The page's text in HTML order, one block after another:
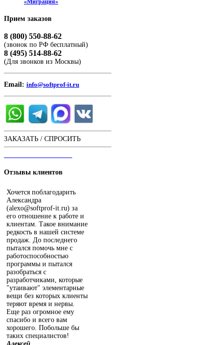
«Миграция»
Прием заказов
8 (800) 550-88-62
(звонок по РФ бесплатный)
8 (495) 514-88-62
(Для звонков из Москвы)
Email: info@softprof-it.ru
ЗАКАЗАТЬ / СПРОСИТЬ
Отзывы клиентов
Хочется поблагодарить
Александра
(alexo@softprof-it.ru) за
его отношение к работе и
клиентам. Такое внимание
редкость в нашей системе
продаж. До последнего
пытался помочь мне с
работоспособностью
программы и пытался
разобраться с
разработчиками, которые
"утаивают" элементарные
вещи без которых клиенты
теряют время и нервы.
Еще раз огромное ему
спасибо и всего вам
хорошего. Побольше бы
таких специалистов!